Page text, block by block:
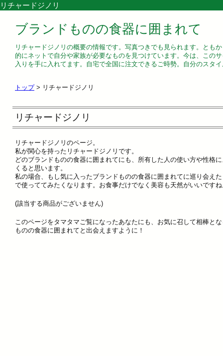
リチャードジノリ
ブランドものの食器に囲まれて
リチャードジノリの概要の情報です。写真つきでも見られます。とも
的にネットで自分や家族が必要なものを見つけています。今は、この
入りを手に入れてます。自宅で全国に注文できるご時勢。自分のスタ
トップ> リチャードジノリ
リチャードジノリ
リチャードジノリのページ。
私が関心を持ったリチャードジノリです。
どのブランドものの食器に囲まれてにも、所有した人の使い方や性格
くると思います。
私の場合、もし気に入ったブランドものの食器に囲まれてに巡り会え
で使っててみたくなります。お食事だけでなく美容も天然がいいです
(該当する商品がございません)
このページをタマタマご覧になったあなたにも、お気に召して相棒と
ものの食器に囲まれてと出会えますように！